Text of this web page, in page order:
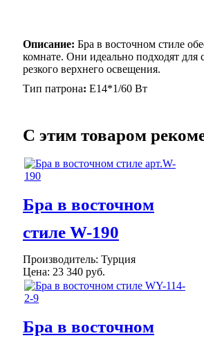
Описание: Бра в восточном стиле
комнате. Они идеально подходят для
резкого верхнего освещения.
Тип патрона: Е14*1/60 Вт
C этим товаром
Бра в восточном
стиле W-190
Производитель: Турция
Цена: 23 340 руб.
Бра в восточном